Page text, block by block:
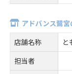
アドバンス鷺
店舗名称
と
担当者